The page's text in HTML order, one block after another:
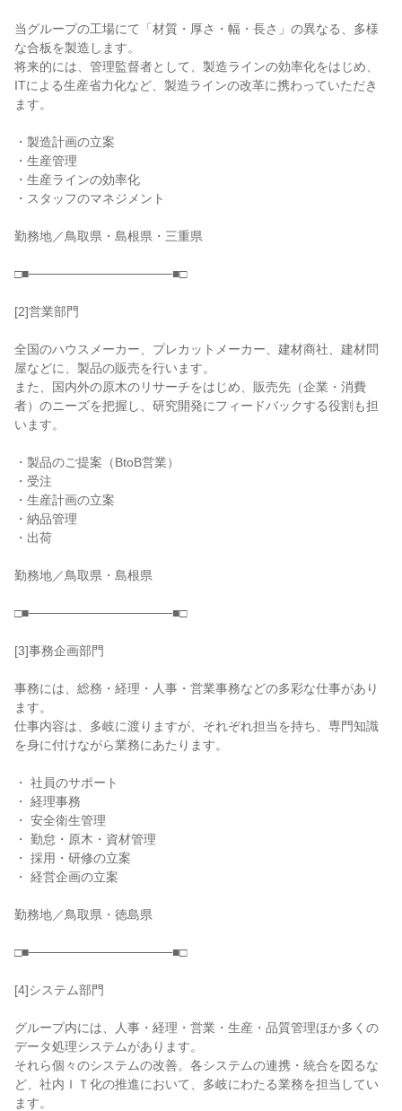
当グループの工場にて「材質・厚さ・幅・長さ」の異なる、多様
な合板を製造します。
将来的には、管理監督者として、製造ラインの効率化をはじめ、
ITによる生産省力化など、製造ラインの改革に携わっていただき
ます。
・製造計画の立案
・生産管理
・生産ラインの効率化
・スタッフのマネジメント
勤務地／鳥取県・島根県・三重県
□■────────────────■□
[2]営業部門
全国のハウスメーカー、プレカットメーカー、建材商社、建材問
屋などに、製品の販売を行います。
また、国内外の原木のリサーチをはじめ、販売先（企業・消費
者）のニーズを把握し、研究開発にフィードバックする役割も担
います。
・製品のご提案（BtoB営業）
・受注
・生産計画の立案
・納品管理
・出荷
勤務地／鳥取県・島根県
□■────────────────■□
[3]事務企画部門
事務には、総務・経理・人事・営業事務などの多彩な仕事があり
ます。
仕事内容は、多岐に渡りますが、それぞれ担当を持ち、専門知識
を身に付けながら業務にあたります。
・ 社員のサポート
・ 経理事務
・ 安全衛生管理
・ 勤怠・原木・資材管理
・ 採用・研修の立案
・ 経営企画の立案
勤務地／鳥取県・徳島県
□■────────────────■□
[4]システム部門
グループ内には、人事・経理・営業・生産・品質管理ほか多くの
データ処理システムがあります。
それら個々のシステムの改善。各システムの連携・統合を図るな
ど、社内ＩＴ化の推進において、多岐にわたる業務を担当してい
ます。